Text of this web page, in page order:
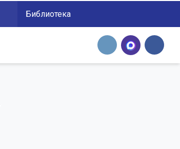
Библиотека